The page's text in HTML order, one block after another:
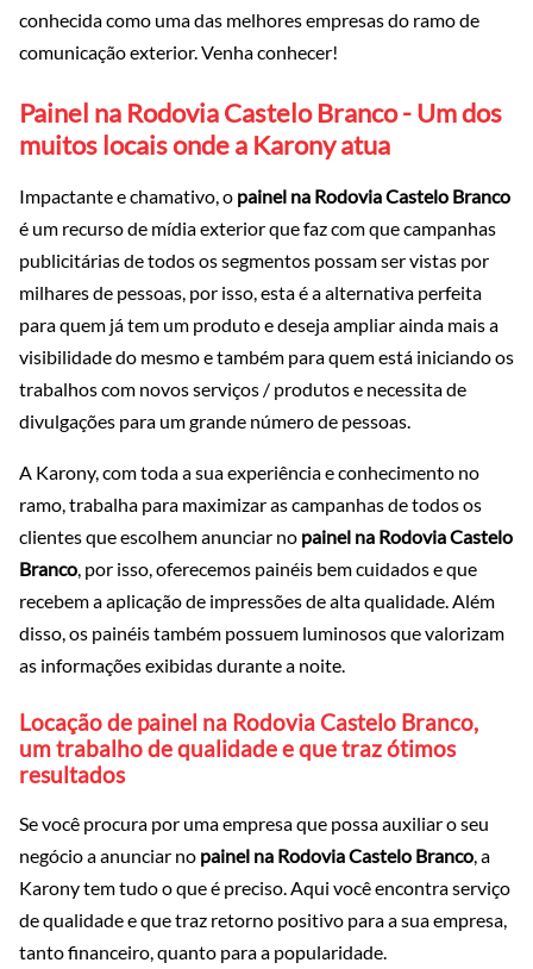
conhecida como uma das melhores empresas do ramo de
comunicação exterior. Venha conhecer!
Painel na Rodovia Castelo Branco - Um dos
muitos locais onde a Karony atua
Impactante e chamativo, o painel na Rodovia Castelo Branco
é um recurso de mídia exterior que faz com que campanhas
publicitárias de todos os segmentos possam ser vistas por
milhares de pessoas, por isso, esta é a alternativa perfeita
para quem já tem um produto e deseja ampliar ainda mais a
visibilidade do mesmo e também para quem está iniciando os
trabalhos com novos serviços / produtos e necessita de
divulgações para um grande número de pessoas.
A Karony, com toda a sua experiência e conhecimento no
ramo, trabalha para maximizar as campanhas de todos os
clientes que escolhem anunciar no painel na Rodovia Castelo
Branco , por isso, oferecemos painéis bem cuidados e que
recebem a aplicação de impressões de alta qualidade. Além
disso, os painéis também possuem luminosos que valorizam
as informações exibidas durante a noite.
Locação de painel na Rodovia Castelo Branco,
um trabalho de qualidade e que traz ótimos
resultados
Se você procura por uma empresa que possa auxiliar o seu
negócio a anunciar no painel na Rodovia Castelo Branco , a
Karony tem tudo o que é preciso. Aqui você encontra serviço
de qualidade e que traz retorno positivo para a sua empresa,
tanto financeiro, quanto para a popularidade.